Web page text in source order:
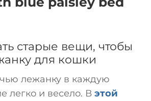
старые вещи, чтобы
для кошки
лежанку в каждую
легко и весело. В этой